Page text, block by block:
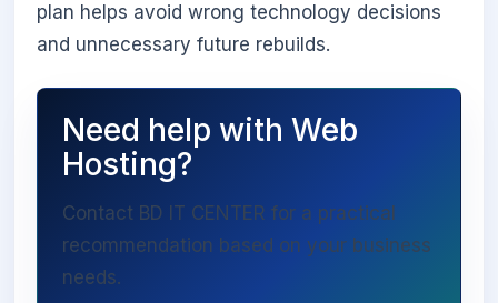
plan helps avoid wrong technology decisions
and unnecessary future rebuilds.
Need help with Web
Hosting?
Contact BD IT CENTER for a practical
recommendation based on your business
needs.